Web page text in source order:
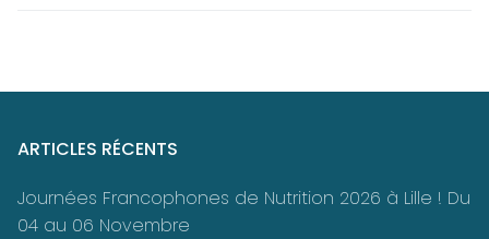
ARTICLES RÉCENTS
Journées Francophones de Nutrition 2026 à Lille ! Du
04 au 06 Novembre